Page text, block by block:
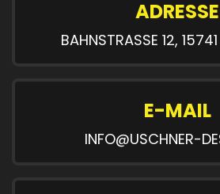
ADRESSE
BAHNSTRASSE 12, 15741
E-MAIL
INFO@USCHNER-